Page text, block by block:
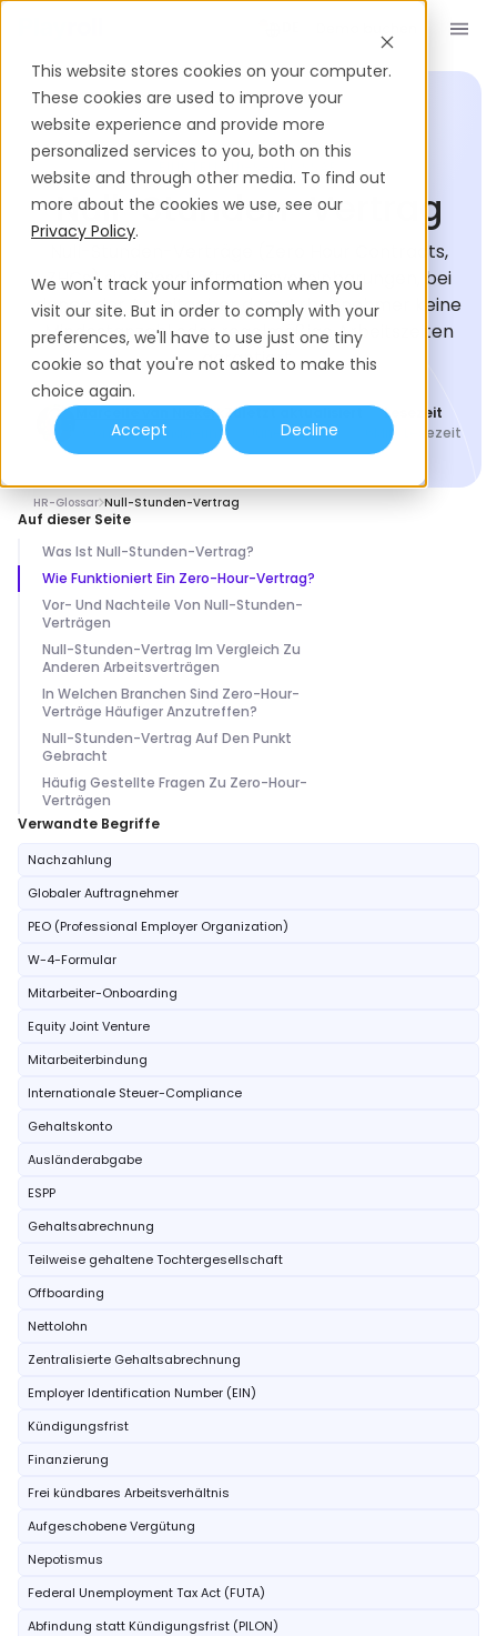
This website stores cookies on your computer.
These cookies are used to improve your
website experience and provide more
personalized services to you, both on this
website and through other media. To find out
more about the cookies we use, see our
Privacy Policy.
We won't track your information when you
visit our site. But in order to comply with your
preferences, we'll have to use just one tiny
cookie so that you're not asked to make this
choice again.
Accept
Decline
EINSTELLUNGS-GLOSSAR
Null-Stunden-Vertrag
Null-Stunden-Verträge (Zero Hour Contracts,
ZHCs) sind Beschäftigungsvereinbarungen, bei
denen der Arbeitgeber dem Arbeitnehmer keine
Mindestanzahl oder regelmäßige Arbeitszeiten
garantiert.
Marcelle van Niekerk
Content Managerin
Zuletzt aktualisiert
June 17, 2026
Lesezeit
Min. Lesezeit
HR-Glossar Null-Stunden-Vertrag
Auf dieser Seite
Was Ist Null-Stunden-Vertrag?
Wie Funktioniert Ein Zero-Hour-Vertrag?
Vor- Und Nachteile Von Null-Stunden-
Verträgen
Null-Stunden-Vertrag Im Vergleich Zu
Anderen Arbeitsverträgen
In Welchen Branchen Sind Zero-Hour-
Verträge Häufiger Anzutreffen?
Null-Stunden-Vertrag Auf Den Punkt
Gebracht
Häufig Gestellte Fragen Zu Zero-Hour-
Verträgen
Verwandte Begriffe
Nachzahlung
Globaler Auftragnehmer
PEO (Professional Employer Organization)
W-4-Formular
Mitarbeiter-Onboarding
Equity Joint Venture
Mitarbeiterbindung
Internationale Steuer-Compliance
Gehaltskonto
Ausländerabgabe
ESPP
Gehaltsabrechnung
Teilweise gehaltene Tochtergesellschaft
Offboarding
Nettolohn
Zentralisierte Gehaltsabrechnung
Employer Identification Number (EIN)
Kündigungsfrist
Finanzierung
Frei kündbares Arbeitsverhältnis
Aufgeschobene Vergütung
Nepotismus
Federal Unemployment Tax Act (FUTA)
Abfindung statt Kündigungsfrist (PILON)